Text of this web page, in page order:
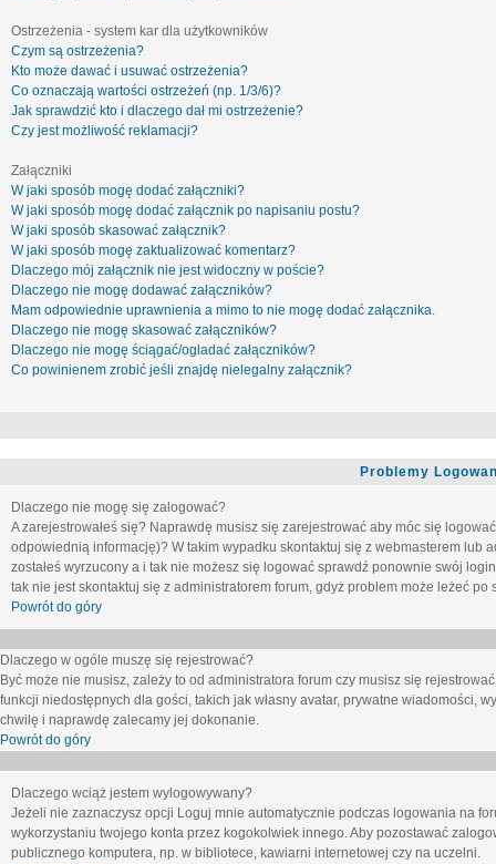
Ostrzeżenia - system kar dla użytkowników
Czym są ostrzeżenia?
Kto może dawać i usuwać ostrzeżenia?
Co oznaczają wartości ostrzeżeń (np. 1/3/6)?
Jak sprawdzić kto i dlaczego dał mi ostrzeżenie?
Czy jest możliwość reklamacji?
Załączniki
W jaki sposób mogę dodać załączniki?
W jaki sposób mogę dodać załącznik po napisaniu postu?
W jaki sposób skasować załącznik?
W jaki sposób mogę zaktualizować komentarz?
Dlaczego mój załącznik nie jest widoczny w poście?
Dlaczego nie mogę dodawać załączników?
Mam odpowiednie uprawnienia a mimo to nie mogę dodać załącznika.
Dlaczego nie mogę skasować załączników?
Dlaczego nie mogę ściągać/ogladać załączników?
Co powinienem zrobić jeśli znajdę nielegalny załącznik?
Problemy
Dlaczego nie mogę się zalogować?
A zarejestrowałeś się? Naprawdę musisz się zarejestrować aby móc się
odpowiednią informację)? W takim wypadku skontaktuj się z webmasterem lub
zostałeś wyrzucony a i tak nie możesz się logować sprawdź ponownie swój
tak nie jest skontaktuj się z administratorem forum, gdyż problem może leżeć po
Powrót do góry
Dlaczego w ogóle muszę się rejestrować?
Być może nie musisz, zależy to od administratora forum czy musisz się
funkcji niedostępnych dla gości, takich jak własny avatar, prywatne wiadomości,
chwilę i naprawdę zalecamy jej dokonanie.
Powrót do góry
Dlaczego wciąż jestem wylogowywany?
Jeżeli nie zaznaczysz opcji Loguj mnie automatycznie podczas logowania na
wykorzystaniu twojego konta przez kogokolwiek innego. Aby pozostawać
publicznego komputera, np. w bibliotece, kawiarni internetowej czy na uczelni.